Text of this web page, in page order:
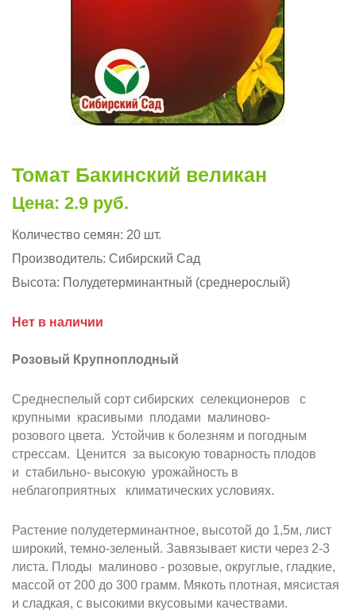
Томат Бакинский великан
Цена: 2.9 руб.
Количество семян: 20 шт.
Производитель: Сибирский Сад
Высота: Полудетерминантный (среднерослый)
Нет в наличии
Розовый Крупноплодный
Среднеспелый сорт сибирских селекционеров с
крупными красивыми плодами малиново-
розового цвета. Устойчив к болезням и погодным
стрессам. Ценится за высокую товарность плодов
и стабильно- высокую урожайность в
неблагоприятных климатических условиях.
Растение полудетерминантное, высотой до 1,5м, лист
широкий, темно-зеленый. Завязывает кисти через 2-3
листа. Плоды малиново - розовые, округлые, гладкие,
массой от 200 до 300 грамм. Мякоть плотная, мясистая
и сладкая, с высокими вкусовыми качествами.